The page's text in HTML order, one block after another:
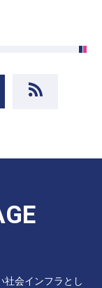
社会インフラとし